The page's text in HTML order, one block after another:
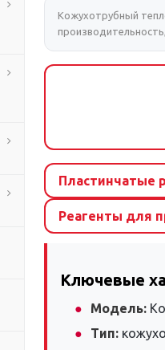
Кожухотрубный
Пластинчатые
Реагенты для
Ключевые
Модель:
Тип: